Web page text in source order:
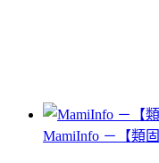
MamiInfo －【類